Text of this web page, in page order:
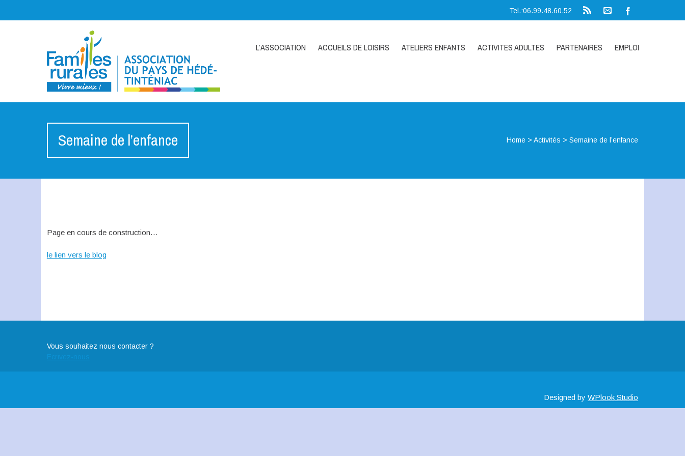
Tel.:06.99.48.60.52
L’ASSOCIATION ACCUEILS DE LOISIRS ATELIERS ENFANTS ACTIVITES ADULTES PARTENAIRES EMPLOI
Semaine de l’enfance Home >Activités >Semaine de l’enfance
Page en cours de construction…
le lien vers le blog
Vous souhaitez nous contacter ?
Designed byWPlook Studio